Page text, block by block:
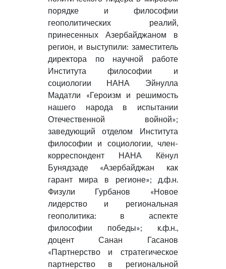
порядке и философии
геополитических реалий,
принесенных Азербайджаном в
регион, и выступили: заместитель
директора по научной работе
Института философии и
социологии НАНА Эйнулла
Мадатли «Героизм и решимость
нашего народа в испытании
Отечественной войной»;
заведующий отделом Института
философии и социологии, член-
корреспондент НАНА Кёнул
Бунядзаде «Азербайджан как
гарант мира в регионе»; д.ф.н.
Физули Гурбанов «Новое
лидерство и региональная
геополитика: в аспекте
философии победы»; к.ф.н.,
доцент Санан Гасанов
«Партнерство и стратегическое
партнерство в региональной